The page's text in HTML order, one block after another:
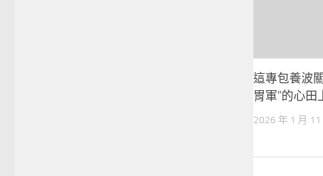
這專包養波
胃軍”的心田
2026 年 1 月 11